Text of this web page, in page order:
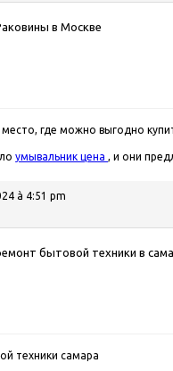
в Москве
где можно выгодно
умывальник цена , и они
à 4:51 pm
бытовой техники в
техники самара